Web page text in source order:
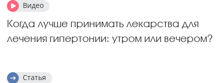
Видео
Когда лучше принимать лекарства для
лечения гипертонии: утром или вечером?
Статья